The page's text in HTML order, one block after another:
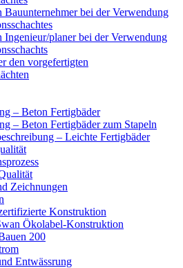
Bauunternehmer bei der Verwendung
Ingenieur/planer bei der Verwendung
den vorgefertigten
– Beton Fertigbäder
– Beton Fertigbäder zum Stapeln
– Leichte Fertigbäder
Zeichnungen
Konstruktion
Ökolabel-Konstruktion
200
Entwässrung